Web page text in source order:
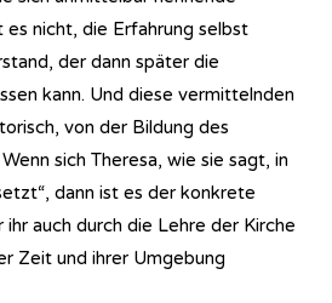
nicht, die Erfahrung selbst
der dann später die
kann. Und diese vermittelnden
von der Bildung des
sich Theresa, wie sie sagt, in
dann ist es der konkrete
auch durch die Lehre der Kirche
Zeit und ihrer Umgebung